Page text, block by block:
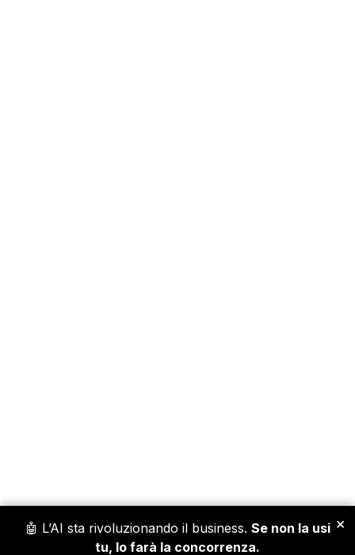
×
🤖 L’AI sta rivoluzionando il business. Se non la usi
tu, lo farà la concorrenza.